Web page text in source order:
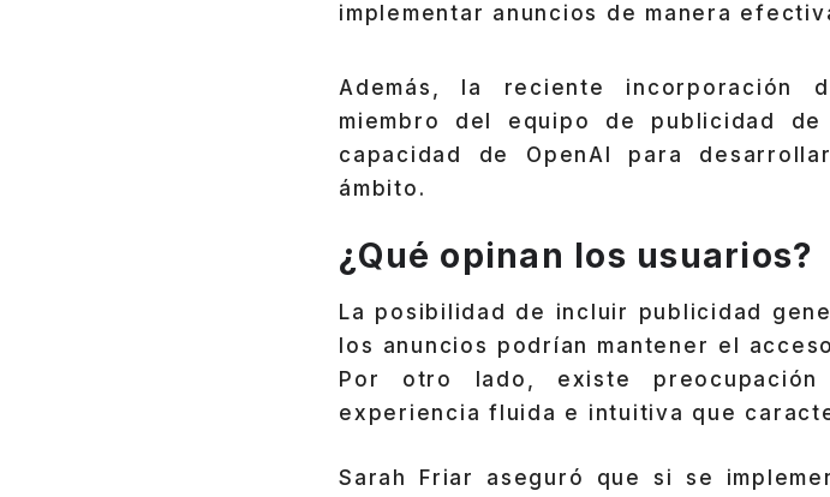
implementar anuncios de manera
Además, la reciente incorporación
miembro del equipo de publicidad
capacidad de OpenAI para
ámbito.
¿Qué opinan los usuarios?
La posibilidad de incluir publicidad
los anuncios podrían mantener el
Por otro lado, existe
experiencia fluida e intuitiva que
Sarah Friar aseguró que si se